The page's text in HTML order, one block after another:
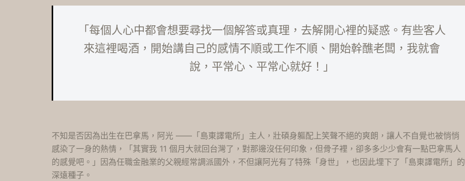
「每個人心中都會想要尋找一個解答或真理，去解開心裡的疑惑。有些客人
來這裡喝酒，開始講自己的感情不順或工作不順、開始幹醮老闆，我就會
說，平常心、平常心就好！」
不知是否因為出生在巴拿馬，阿光 ——「島東譯電所」主人，壯碩身軀配上笑聲不絕的爽朗，讓人不自覺也被悄悄
感染了一身的熱情，「其實我 11 個月大就回台灣了，對那邊沒任何印象，但骨子裡，卻多多少少會有一點巴拿馬人
的感覺吧。」因為任職金融業的父親經常調派國外，不但讓阿光有了特殊「身世」，也因此埋下了「島東譯電所」的
深遠種子。